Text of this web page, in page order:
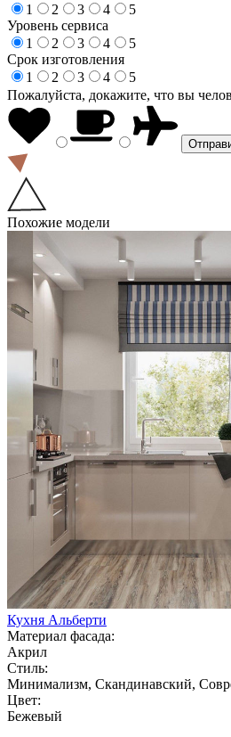
1
2 3 4
5
Уровень сервиса
1
2 3 4
5
Срок изготовления
1
2 3 4
5
Пожалуйста, докажите, что вы
Похожие модели
Кухня Альберти
Материал фасада:
Акрил
Стиль:
Минимализм, Скандинавский,
Цвет:
Бежевый